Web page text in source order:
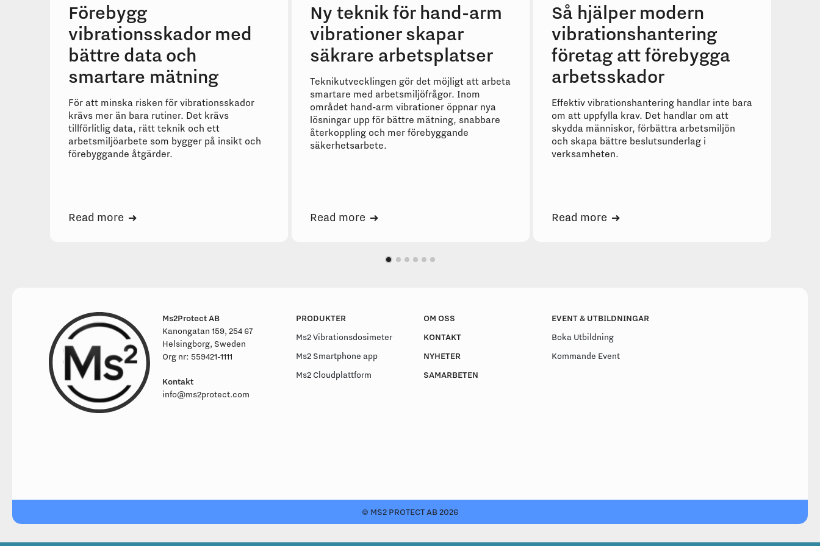
Förebygg
vibrationsskador med
bättre data och
smartare mätning
För att minska risken för vibrationsskador
krävs mer än bara rutiner. Det krävs
tillförlitlig data, rätt teknik och ett
arbetsmiljöarbete som bygger på insikt och
förebyggande åtgärder.
Read more
Ny teknik för hand-arm
vibrationer skapar
säkrare arbetsplatser
Teknikutvecklingen gör det möjligt att arbeta
smartare med arbetsmiljöfrågor. Inom
området hand-arm vibrationer öppnar nya
lösningar upp för bättre mätning, snabbare
återkoppling och mer förebyggande
säkerhetsarbete.
Read more
Så hjälper modern
vibrationshantering
företag att förebygga
arbetsskador
Effektiv vibrationshantering handlar inte bara
om att uppfylla krav. Det handlar om att
skydda människor, förbättra arbetsmiljön
och skapa bättre beslutsunderlag i
verksamheten.
Read more
Ms2Protect AB
Kanongatan 159, 254 67
Helsingborg, Sweden
Org nr: 559421-1111
Kontakt
info@ms2protect.com
PRODUKTER
Ms2 Vibrationsdosimeter
Ms2 Smartphone app
Ms2 Cloudplattform
OM OSS
KONTAKT
NYHETER
SAMARBETEN
EVENT & UTBILDNINGAR
Boka Utbildning
Kommande Event
© MS2 PROTECT AB 2026